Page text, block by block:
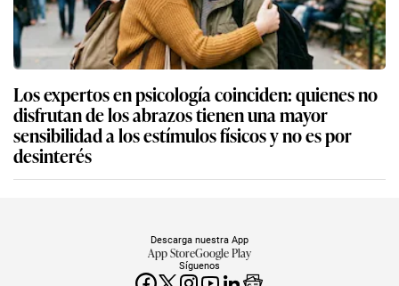
Los expertos en psicología coinciden: quienes no
disfrutan de los abrazos tienen una mayor
sensibilidad a los estímulos físicos y no es por
desinterés
Síguenos
Descarga nuestra App
App StoreGoogle Play